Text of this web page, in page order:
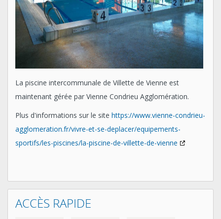
La piscine intercommunale de Villette de Vienne est
maintenant gérée par Vienne Condrieu Agglomération.
Plus d'informations sur le site https://www.vienne-condrieu-
agglomeration.fr/vivre-et-se-deplacer/equipements-
sportifs/les-piscines/la-piscine-de-villette-de-vienne
ACCÈS RAPIDE